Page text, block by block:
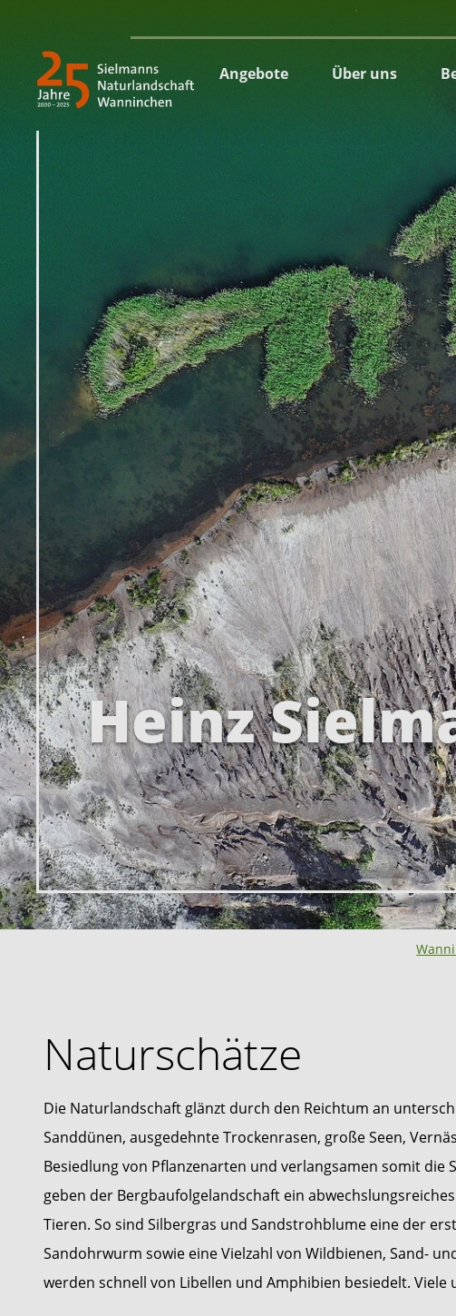
Angebote Über uns
Heinz
Naturschätze
Die Naturlandschaft glänzt durch den Reichtum an
Sanddünen, ausgedehnte Trockenrasen, große Seen,
Besiedlung von Pflanzenarten und verlangsamen somit die
geben der Bergbaufolgelandschaft ein
Tieren. So sind Silbergras und Sandstrohblume eine der
Sandohrwurm sowie eine Vielzahl von Wildbienen, Sand-
werden schnell von Libellen und Amphibien besiedelt.